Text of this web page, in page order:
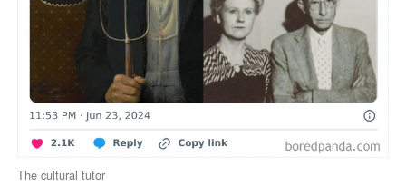
The cultural tutor